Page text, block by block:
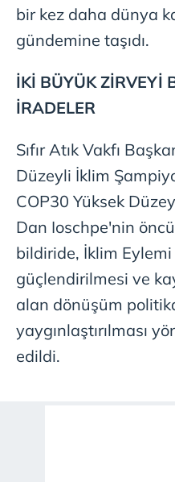
bir kez daha dünya
gündemine taşıdı.
İKİ BÜYÜK ZİRVEYİ
İRADELER
Sıfır Atık Vakfı
Düzeyli İklim
COP30 Yüksek
Dan Ioschpe'nin
bildiride, İklim
güçlendirilmesi ve
alan dönüşüm
yaygınlaştırılması
edildi.